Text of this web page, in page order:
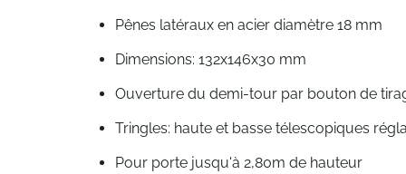
Pênes latéraux en acier diamètre 18 mm
Dimensions: 132x146x30 mm
Ouverture du demi-tour par bouton de
Tringles: haute et basse télescopiques
Pour porte jusqu'à 2,80m de hauteur